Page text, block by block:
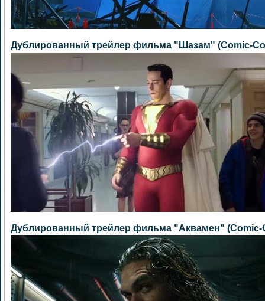
Дублированный трейлер фильма "Шазам" (Comic-
Дублированный трейлер фильма "Аквамен" (Comic-